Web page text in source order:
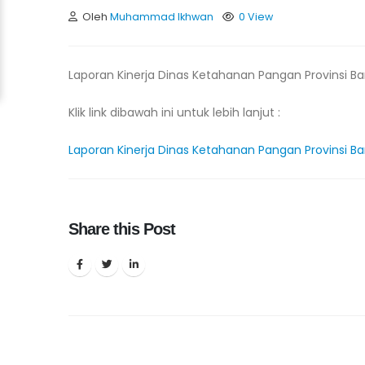
Oleh Muhammad Ikhwan 0 View
Laporan Kinerja Dinas Ketahanan Pangan Provinsi
Klik link dibawah ini untuk lebih lanjut :
Laporan Kinerja Dinas Ketahanan Pangan Provinsi
Share this Post